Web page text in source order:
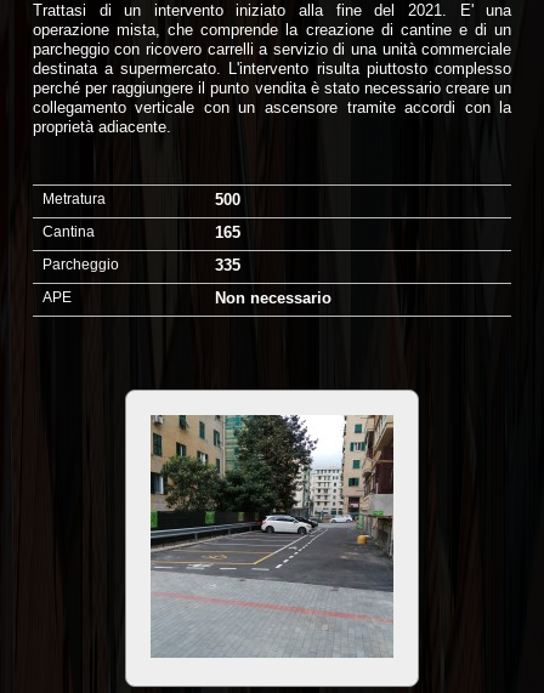
Trattasi di un intervento iniziato alla fine del 2021. E' una
operazione mista, che comprende la creazione di cantine e di un
parcheggio con ricovero carrelli a servizio di una unità commerciale
destinata a supermercato. L'intervento risulta piuttosto complesso
perché per raggiungere il punto vendita è stato necessario creare un
collegamento verticale con un ascensore tramite accordi con la
proprietà adiacente.
Metratura 500
Cantina 165
Parcheggio 335
APE Non necessario